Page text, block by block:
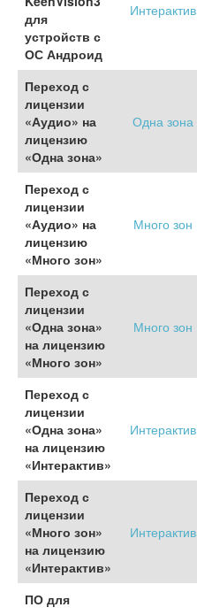
для
устройств с
ОС Андроид
Интерактив
Переход с
лицензии
«Аудио» на
лицензию
«Одна зона»
Одна зона
Переход с
лицензии
«Аудио» на
лицензию
«Много зон»
Много зон
Переход с
лицензии
«Одна зона»
на лицензию
«Много зон»
Много зон
Переход с
лицензии
«Одна зона»
на лицензию
«Интерактив»
Интерактив
Переход с
лицензии
«Много зон»
на лицензию
«Интерактив»
Интерактив
ПО для